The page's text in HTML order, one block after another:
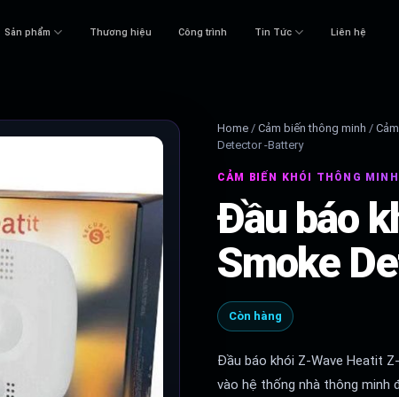
Sản phẩm Thương hiệu Công trình Tin Tức Liên hệ
Home / Cảm biến thông minh /
Detector -Battery
CẢM BIẾN KHÓI THÔNG MINH
Đầu báo
Smoke
Còn hàng
Đầu báo khói Z-Wave Heatit
vào hệ thống nhà thông minh